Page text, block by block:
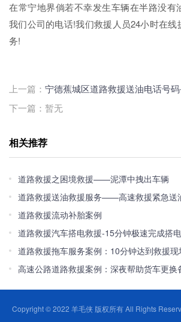
在常宁地界倘若不幸发生车辆在半路没有
我们公司的电话!我们救援人员24小时在线
务!
上一篇： 宁德蕉城区道路救援送油电话号码-24小时
下一篇：暂无
相关推荐
道路救援之困境救援——泥潭中拽出车辆
道路救援送油救援服务——高速救援紧急送
道路救援流动补胎案例
道路救援汽车搭电救援-15分钟极速完成搭
高速公路道路救援案例：深夜帮助货车更换
Copyright © 2022 羊毛侠 版权所有 All Rights